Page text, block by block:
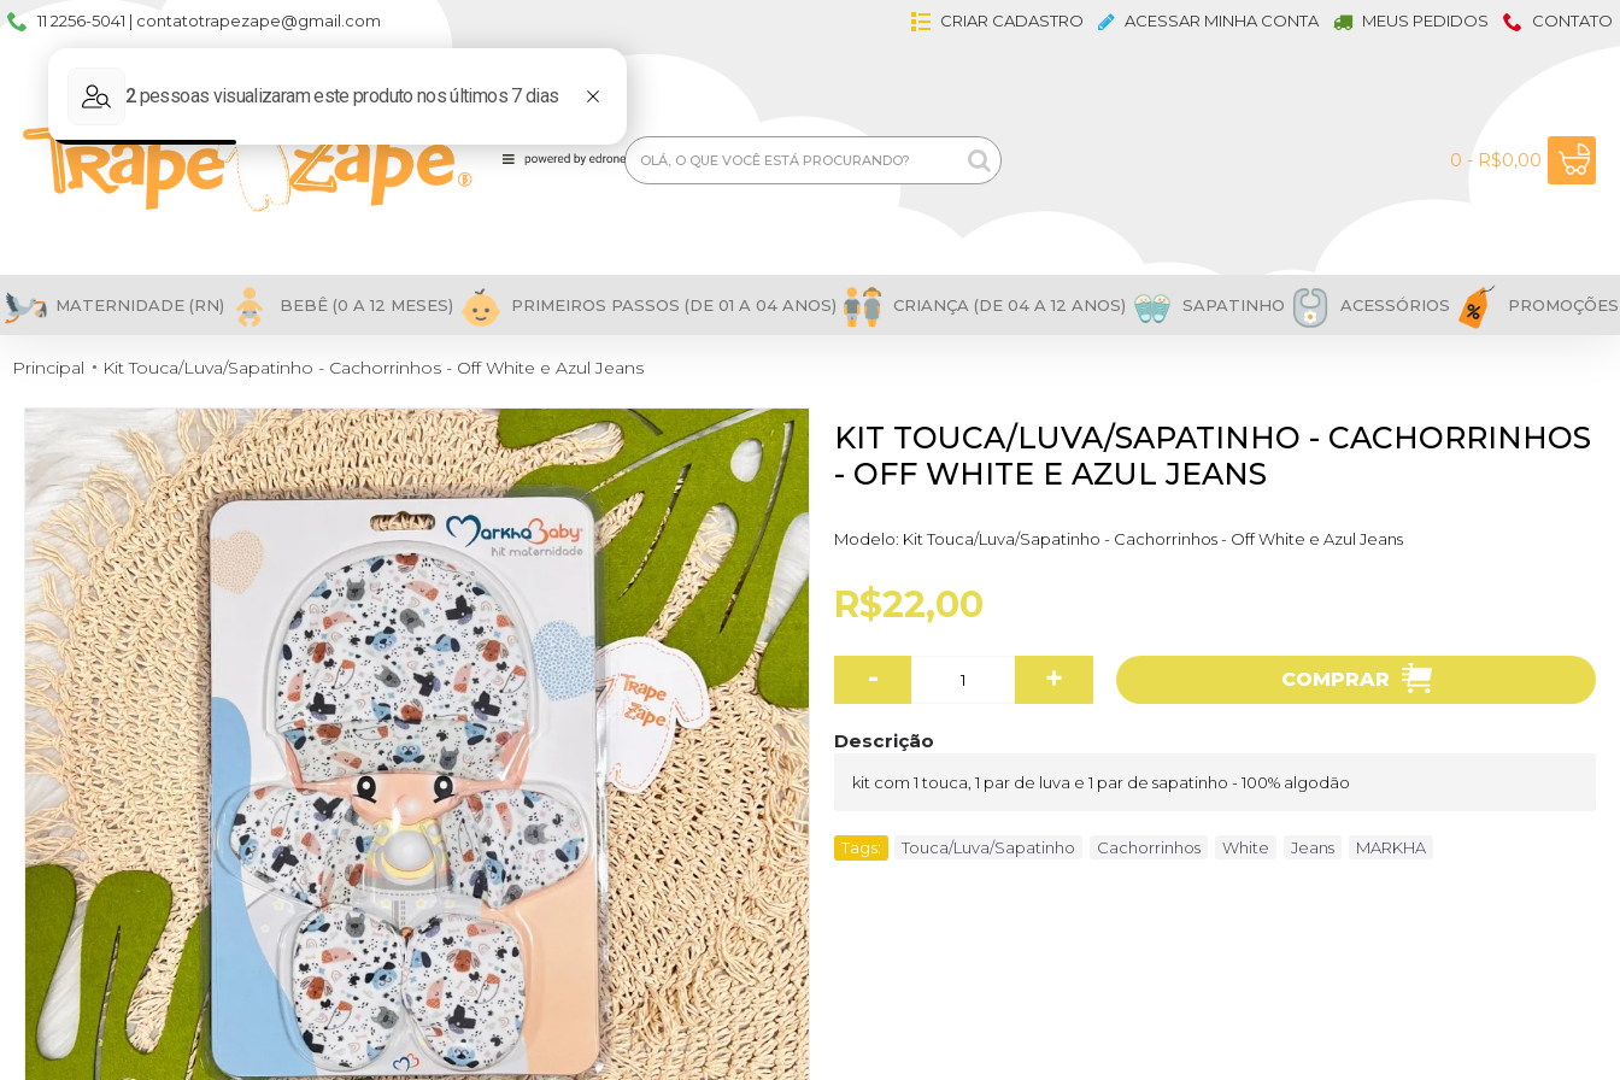
11 2256-5041 | contatotrapezape@gmail.com CRIAR CADASTRO ACESSAR MINHA CONTA MEUS PEDIDOS CONTATO
0 - R$0,00
MATERNIDADE (RN) BEBÊ (0 A 12 MESES) PRIMEIROS PASSOS (DE 01 A 04 ANOS) CRIANÇA (DE 04 A 12 ANOS) SAPATINHO ACESSÓRIOS PROMOÇÕES
Principal Kit Touca/Luva/Sapatinho - Cachorrinhos - Off White e Azul Jeans
KIT TOUCA/LUVA/SAPATINHO - CACHORRINHOS
- OFF WHITE E AZUL JEANS
Modelo: Kit Touca/Luva/Sapatinho - Cachorrinhos - Off White e Azul Jeans
R$22,00
- + COMPRAR
Descrição
kit com 1 touca, 1 par de luva e 1 par de sapatinho - 100% algodão
Tags: Touca/Luva/Sapatinho Cachorrinhos White Jeans MARKHA